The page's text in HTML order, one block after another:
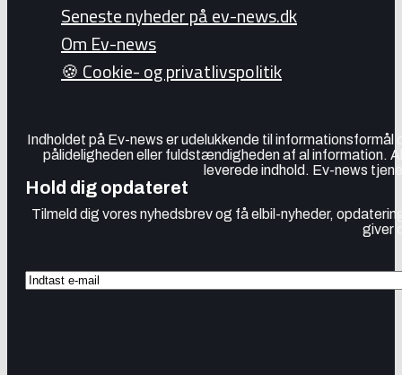
Seneste nyheder på ev-news.dk
Om Ev-news
🍪 Cookie- og privatlivspolitik
Indholdet på Ev-news er udelukkende til
pålideligheden eller fuldstændigheden af al information.
leverede indhold. Ev-news
Hold dig opdateret
Tilmeld dig vores nyhedsbrev og få elbil-nyheder,
giver